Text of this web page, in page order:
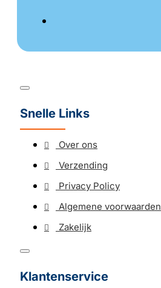
Snelle Links
Over ons
Verzending
Privacy Policy
Algemene voorwaarden
Zakelijk
Klantenservice